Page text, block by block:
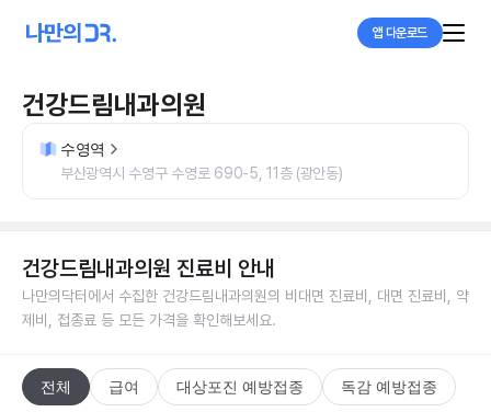
앱 다운로드
건강드림내과의원
수영역
부산광역시 수영구 수영로 690-5, 11층 (광안동)
건강드림내과의원 진료비 안내
나만의닥터에서 수집한 건강드림내과의원의 비대면 진료비, 대면 진료비, 약
제비, 접종료 등 모든 가격을 확인해보세요.
전체 급여 대상포진 예방접종 독감 예방접종